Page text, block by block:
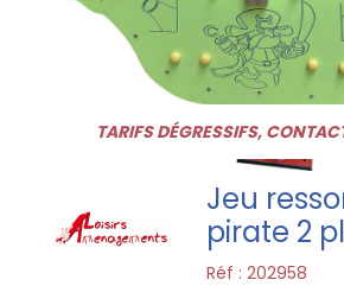
TARIFS DÉGRESSIFS,
Jeu
pirate 2
Réf :202958